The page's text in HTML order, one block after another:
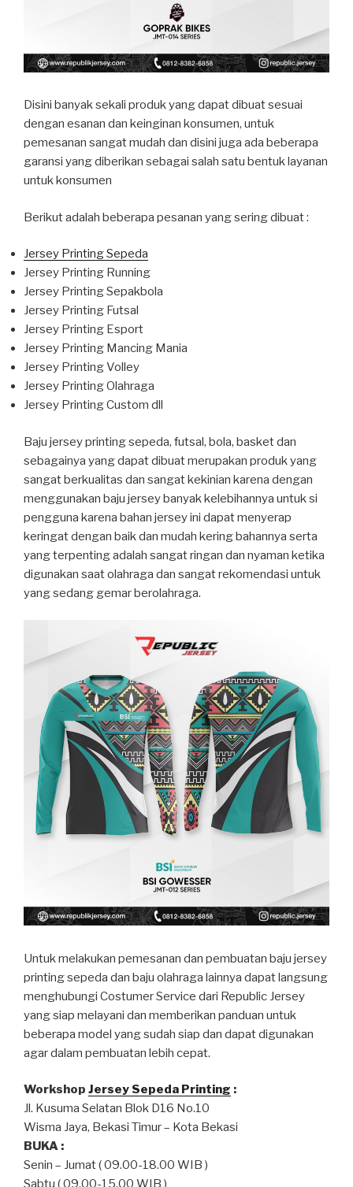
Disini banyak sekali produk yang dapat dibuat sesuai
dengan esanan dan keinginan konsumen, untuk
pemesanan sangat mudah dan disini juga ada beberapa
garansi yang diberikan sebagai salah satu bentuk layanan
untuk konsumen
Berikut adalah beberapa pesanan yang sering dibuat :
Jersey Printing Sepeda
Jersey Printing Running
Jersey Printing Sepakbola
Jersey Printing Futsal
Jersey Printing Esport
Jersey Printing Mancing Mania
Jersey Printing Volley
Jersey Printing Olahraga
Jersey Printing Custom dll
Baju jersey printing sepeda, futsal, bola, basket dan
sebagainya yang dapat dibuat merupakan produk yang
sangat berkualitas dan sangat kekinian karena dengan
menggunakan baju jersey banyak kelebihannya untuk si
pengguna karena bahan jersey ini dapat menyerap
keringat dengan baik dan mudah kering bahannya serta
yang terpenting adalah sangat ringan dan nyaman ketika
digunakan saat olahraga dan sangat rekomendasi untuk
yang sedang gemar berolahraga.
Untuk melakukan pemesanan dan pembuatan baju jersey
printing sepeda dan baju olahraga lainnya dapat langsung
menghubungi Costumer Service dari Republic Jersey
yang siap melayani dan memberikan panduan untuk
beberapa model yang sudah siap dan dapat digunakan
agar dalam pembuatan lebih cepat.
Workshop Jersey Sepeda Printing :
Jl. Kusuma Selatan Blok D16 No.10
Wisma Jaya, Bekasi Timur – Kota Bekasi
BUKA :
Senin – Jumat ( 09.00-18.00 WIB )
Sabtu ( 09.00-15.00 WIB )